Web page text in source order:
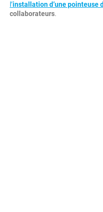
l’installation d’une pointeuse
collaborateurs.